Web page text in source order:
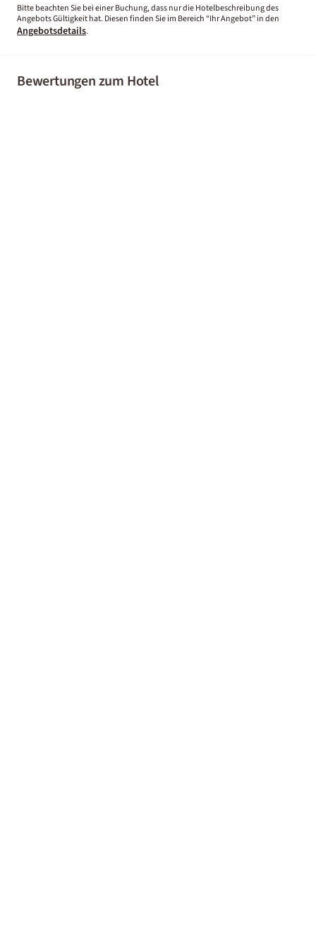
Bitte beachten Sie bei einer Buchung, dass nur die Hotelbeschreibung des
Angebots Gültigkeit hat. Diesen finden Sie im Bereich “Ihr Angebot” in den
Angebotsdetails.
Bewertungen zum Hotel